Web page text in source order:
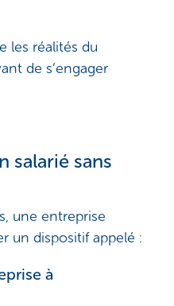
les réalités du
de s’engager
salarié sans
une entreprise
un dispositif appelé :
à